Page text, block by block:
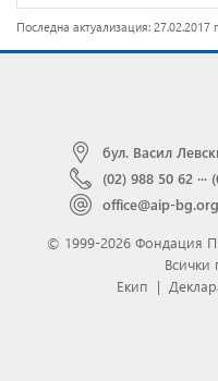
Последна актуализация: 27.02.2017
бул. Васил
(02) 988 50 62 ···
office@aip-bg.org
© 1999-2026 Фондация
Всички
Екип |